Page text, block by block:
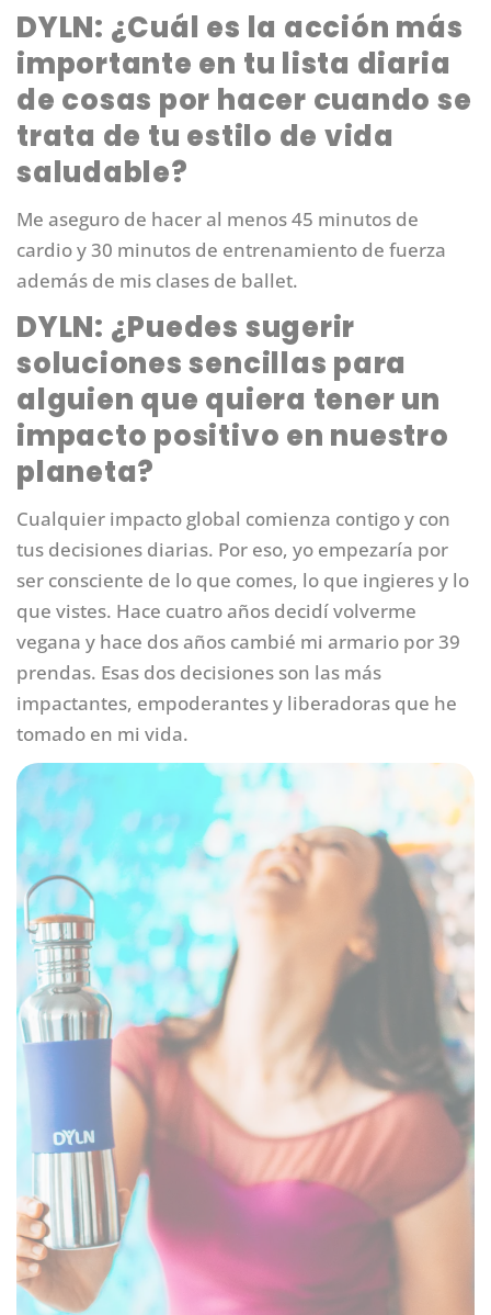
DYLN: ¿Cuál es la acción más
importante en tu lista diaria
de cosas por hacer cuando se
trata de tu estilo de vida
saludable?
Me aseguro de hacer al menos 45 minutos de
cardio y 30 minutos de entrenamiento de fuerza
además de mis clases de ballet.
DYLN: ¿Puedes sugerir
soluciones sencillas para
alguien que quiera tener un
impacto positivo en nuestro
planeta?
Cualquier impacto global comienza contigo y con
tus decisiones diarias. Por eso, yo empezaría por
ser consciente de lo que comes, lo que ingieres y lo
que vistes. Hace cuatro años decidí volverme
vegana y hace dos años cambié mi armario por 39
prendas. Esas dos decisiones son las más
impactantes, empoderantes y liberadoras que he
tomado en mi vida.